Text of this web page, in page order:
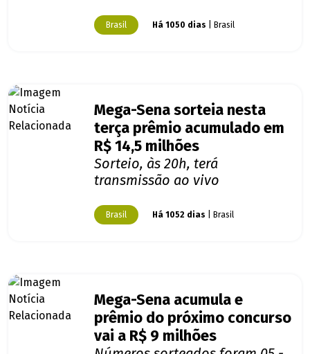
Brasil Há 1050 dias | Brasil
Mega-Sena sorteia nesta
terça prêmio acumulado em
R$ 14,5 milhões
Sorteio, às 20h, terá
transmissão ao vivo
Brasil Há 1052 dias | Brasil
Mega-Sena acumula e
prêmio do próximo concurso
vai a R$ 9 milhões